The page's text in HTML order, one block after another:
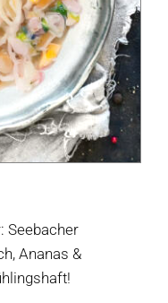
Seebacher
Ananas &